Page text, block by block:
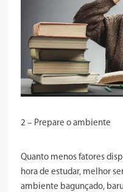
2 – Prepare o ambiente
Quanto menos fatores
hora de estudar, melhor
ambiente bagunçado,